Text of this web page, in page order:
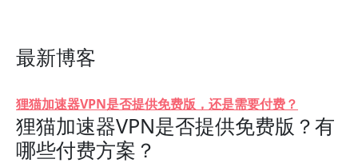
最新博客
狸猫加速器VPN是否提供免费版，还是需要付费？
狸猫加速器VPN是否提供免费版？有
哪些付费方案？